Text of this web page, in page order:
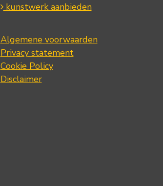
kunstwerk aanbieden
Algemene voorwaarden
Privacy statement
Cookie Policy
Disclaimer